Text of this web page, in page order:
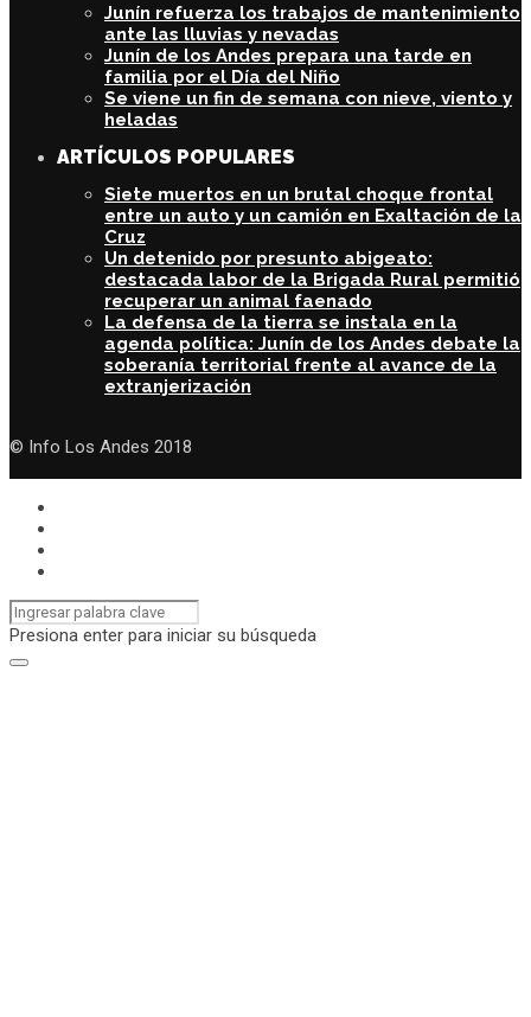
Junín refuerza los trabajos de mantenimiento
ante las lluvias y nevadas
Junín de los Andes prepara una tarde en
familia por el Día del Niño
Se viene un fin de semana con nieve, viento y
heladas
ARTÍCULOS POPULARES
Siete muertos en un brutal choque frontal
entre un auto y un camión en Exaltación de la
Cruz
Un detenido por presunto abigeato:
destacada labor de la Brigada Rural permitió
recuperar un animal faenado
La defensa de la tierra se instala en la
agenda política: Junín de los Andes debate la
soberanía territorial frente al avance de la
extranjerización
© Info Los Andes 2018
Presiona enter para iniciar su búsqueda